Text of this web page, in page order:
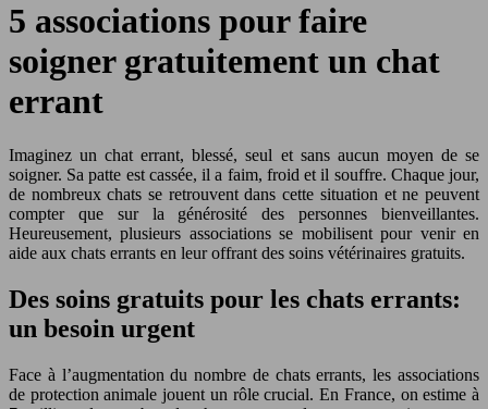
5 associations pour faire
soigner gratuitement un chat
errant
Imaginez un chat errant, blessé, seul et sans aucun moyen de se
soigner. Sa patte est cassée, il a faim, froid et il souffre. Chaque jour,
de nombreux chats se retrouvent dans cette situation et ne peuvent
compter que sur la générosité des personnes bienveillantes.
Heureusement, plusieurs associations se mobilisent pour venir en
aide aux chats errants en leur offrant des soins vétérinaires gratuits.
Des soins gratuits pour les chats errants:
un besoin urgent
Face à l’augmentation du nombre de chats errants, les associations
de protection animale jouent un rôle crucial. En France, on estime à